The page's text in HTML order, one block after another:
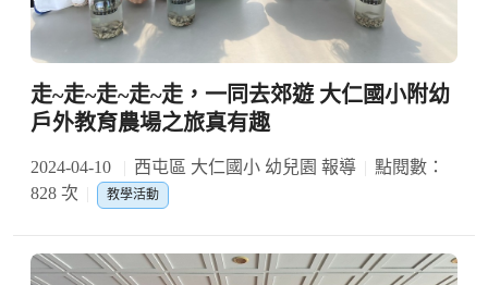
走~走~走~走~走，一同去郊遊 大仁國小附幼
戶外教育農場之旅真有趣
2024-04-10 西屯區 大仁國小 幼兒園 報導
點閱數：
828 次
教學活動